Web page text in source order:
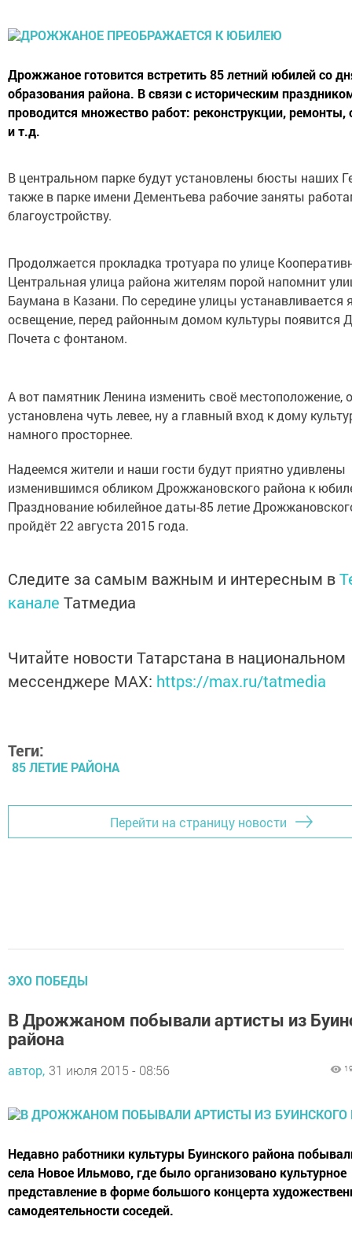
Дрожжаное готовится встретить 85 летний юбилей со
образования района. В связи с историческим
проводится множество работ: реконструкции, ремонты,
и т.д.
В центральном парке будут установлены бюсты наших
также в парке имени Дементьева рабочие заняты
благоустройству.
Продолжается прокладка тротуара по улице
Центральная улица района жителям порой напомнит
Баумана в Казани. По середине улицы устанавливается
освещение, перед районным домом культуры появится
Почета с фонтаном.
А вот памятник Ленина изменить своё местоположение,
установлена чуть левее, ну а главный вход к дому
намного просторнее.
Надеемся жители и наши гости будут приятно удивлены
изменившимся обликом Дрожжановского района к
Празднование юбилейное даты-85 летие
пройдёт 22 августа 2015 года.
Следите за самым важным и интересным в
канале Татмедиа
Читайте новости Татарстана в национальном
мессенджере MАХ: https://max.ru/tatmedia
Теги:
85 ЛЕТИЕ РАЙОНА
Перейти на страницу новости
ЭХО ПОБЕДЫ
В Дрожжаном побывали артисты из
района
автор, 31 июля 2015 - 08:56
Недавно работники культуры Буинского района
села Новое Ильмово, где было организовано культурное
представление в форме большого концерта
самодеятельности соседей.